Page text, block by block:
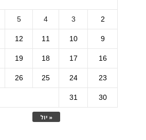
« יול
2
3
4
5
9
10
11
12
16
17
18
19
23
24
25
26
30
31